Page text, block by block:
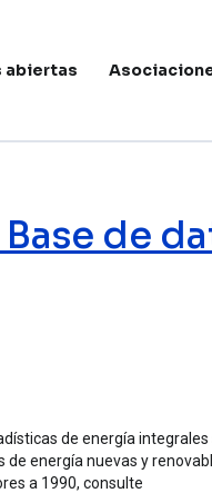
abiertas
de
de energía
energía nuevas y
a 1990, consulte